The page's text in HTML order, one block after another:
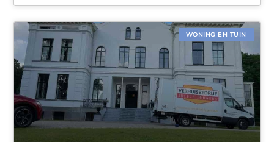
WONING EN TUIN